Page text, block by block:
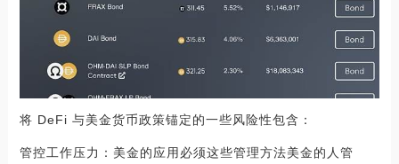
将 DeFi 与美金货币政策锚定的一些风险性包含：
管控工作压力：美金的应用必须这些管理方法美金的人管